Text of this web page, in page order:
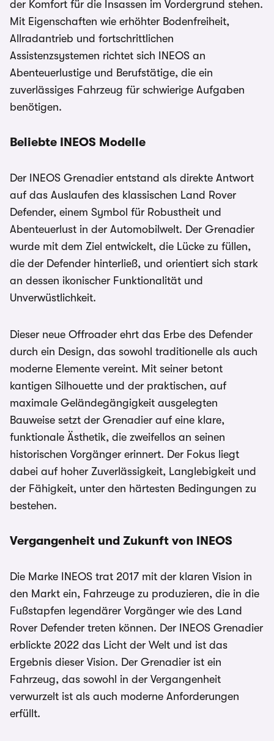
der Komfort für die Insassen im Vordergrund stehen.
Mit Eigenschaften wie erhöhter Bodenfreiheit,
Allradantrieb und fortschrittlichen
Assistenzsystemen richtet sich INEOS an
Abenteuerlustige und Berufstätige, die ein
zuverlässiges Fahrzeug für schwierige Aufgaben
benötigen.
Beliebte INEOS Modelle
Der INEOS Grenadier entstand als direkte Antwort
auf das Auslaufen des klassischen Land Rover
Defender, einem Symbol für Robustheit und
Abenteuerlust in der Automobilwelt. Der Grenadier
wurde mit dem Ziel entwickelt, die Lücke zu füllen,
die der Defender hinterließ, und orientiert sich stark
an dessen ikonischer Funktionalität und
Unverwüstlichkeit.
Dieser neue Offroader ehrt das Erbe des Defender
durch ein Design, das sowohl traditionelle als auch
moderne Elemente vereint. Mit seiner betont
kantigen Silhouette und der praktischen, auf
maximale Geländegängigkeit ausgelegten
Bauweise setzt der Grenadier auf eine klare,
funktionale Ästhetik, die zweifellos an seinen
historischen Vorgänger erinnert. Der Fokus liegt
dabei auf hoher Zuverlässigkeit, Langlebigkeit und
der Fähigkeit, unter den härtesten Bedingungen zu
bestehen.
Vergangenheit und Zukunft von INEOS
Die Marke INEOS trat 2017 mit der klaren Vision in
den Markt ein, Fahrzeuge zu produzieren, die in die
Fußstapfen legendärer Vorgänger wie des Land
Rover Defender treten können. Der INEOS Grenadier
erblickte 2022 das Licht der Welt und ist das
Ergebnis dieser Vision. Der Grenadier ist ein
Fahrzeug, das sowohl in der Vergangenheit
verwurzelt ist als auch moderne Anforderungen
erfüllt.